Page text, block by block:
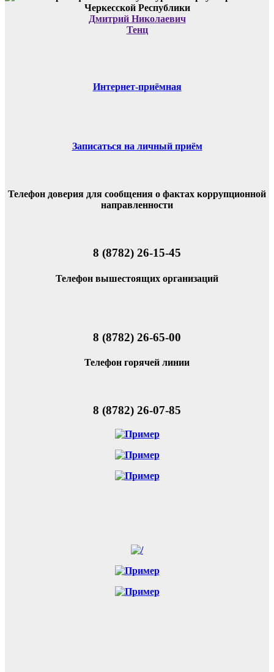
Дмитрий Николаевич
Тенц
Интернет-приёмная
Записаться на личный приём
Телефон доверия для сообщения о фактах коррупционной
направленности
8 (8782) 26-15-45
Телефон вышестоящих организаций
8 (8782) 26-65-00
Телефон горячей линии
8 (8782) 26-07-85